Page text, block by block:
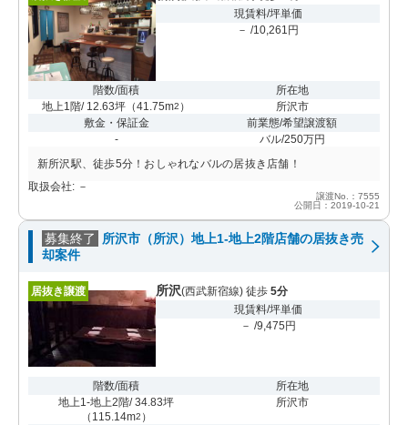
現賃料/坪単価
－ /10,261円
階数/面積
地上1階/ 12.63坪 （41.75m2 ）
所在地
所沢市
敷金・保証金
-
前業態/希望譲渡額
バル/250万円
新所沢駅、徒歩5分！おしゃれなバルの居抜き店舗！
取扱会社: －
譲渡No.：7555
公開日：2019-10-21
募集終了
所沢市（所沢）地上1-地上2階店舗の居抜き売
却案件
居抜き譲渡 所沢(西武新宿線) 徒歩 5分
現賃料/坪単価
－ /9,475円
階数/面積
地上1-地上2階/ 34.83坪
（ 115.14m2 ）
所在地
所沢市